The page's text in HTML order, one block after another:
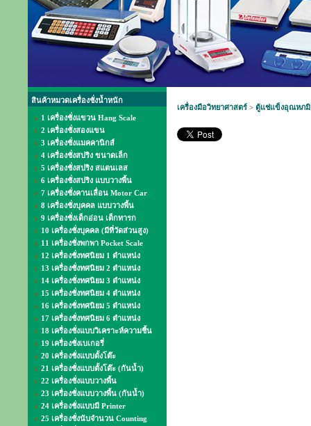
สินค้าหมวดเครื่องชั่งน้ำหนัก
1 เครื่องชั่งแขวน Hang Scale
2 เครื่องชั่งสองแขน
3 เครื่องชั่งแมคคานิกส์
4 เครื่องชั่งสปริง ขนาดเล็ก
5 เครื่องชั่งสปริง สแตนเลส
6 เครื่องชั่งสปริง แบบวางพื้น
7 เครื่องชั่งคานเลื่อน Motor Car
8 เครื่องชั่งบุคคล แบบวางพื้น
9 เครื่องชั่งเด็กอ่อน เด็กทารก
10 เครื่องชั่งบุคคล (มีที่วัดส่วนสูง)
11 เครื่องชั่งพกพา Pocket Scale
12 เครื่องชั่งทศนิยม 1 ตำแหน่ง
13 เครื่องชั่งทศนิยม 2 ตำแหน่ง
14 เครื่องชั่งทศนิยม 3 ตำแหน่ง
15 เครื่องชั่งทศนิยม 4 ตำแหน่ง
16 เครื่องชั่งทศนิยม 5 ตำแหน่ง
17 เครื่องชั่งทศนิยม 6 ตำแหน่ง
18 เครื่องชั่งแบบวิเคราะห์ความชื้น
19 เครื่องชั่งเบเกอรี่
20 เครื่องชั่งแบบตั้งโต๊ะ
21 เครื่องชั่งแบบตั้งโต๊ะ (กันน้ำ)
22 เครื่องชั่งแบบวางพื้น
23 เครื่องชั่งแบบวางพื้น (กันน้ำ)
24 เครื่องชั่งแบบมี Printer
25 เครื่องชั่งนับจำนวน Counting
เครื่องมือวิทยาศาสตร์ > ตู้แช่แข็งอุณหภมิ